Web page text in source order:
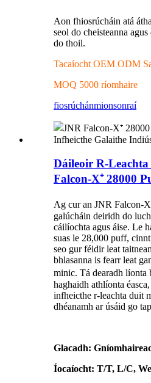
Aon fhiosrúcháin atá
seol do cheisteanna
do thoil.
Tacaíocht OEM ODM
MOQ 5000 ríomhaire
fiosrúchánmionsonraí
Dáileoir R-
Falcon-X⁺ 28000
Ag cur an JNR Falcon-
galúcháin deiridh do
cáilíochta agus áise. Le
suas le 28,000 puff,
seo gur féidir leat
bhlasanna is fearr leat
minic. Tá dearadh líonta
haghaidh athlíonta
infheicthe r-leachta duit
dhéanamh ar úsáid go
Glacadh:
Íocaíocht: T/T, L/C,